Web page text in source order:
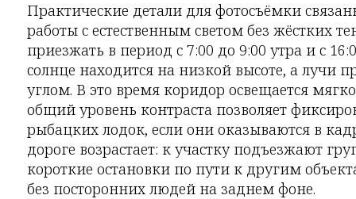
Практические детали для фотосъёмки
работы с естественным светом без жёстких
приезжать в период с 7:00 до 9:00 утра и с
солнце находится на низкой высоте, а лучи
углом. В это время коридор освещается
общий уровень контраста позволяет
рыбацких лодок, если они оказываются в
дороге возрастает: к участку подъезжают
короткие остановки по пути к другим
без посторонних людей на заднем фоне.